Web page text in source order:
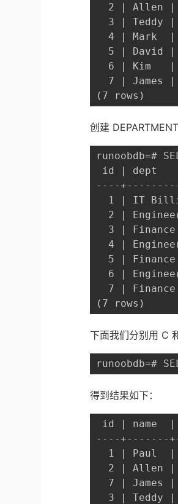
2 | Allen
3 | Teddy
4 | Mark
5 | David
6 | Kim
7 | James
(7 rows)
创建
runoobdb=#
id | dept
----
1 | IT
2 |
3 |
4 |
5 |
6 |
7 |
(7 rows)
下面我们分别用 C
runoobdb=#
得到结果如下：
id | name  |
----+-------
1 | Paul
2 | Allen
7 | James
3 | Teddy